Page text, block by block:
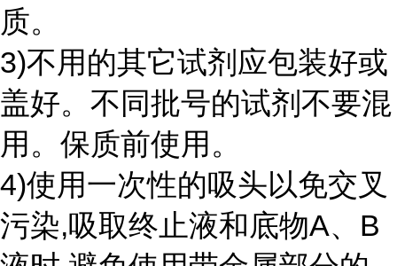
质。
3)不用的其它试剂应包装好或
盖好。不同批号的试剂不要混
用。保质前使用。
4)使用一次性的吸头以免交叉
污染,吸取终止液和底物A、B